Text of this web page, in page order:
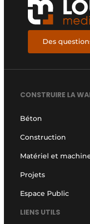
Des
CONSTRUIRE LA
Béton
Construction
Matériel et
Projets
Espace Public
LIENS UTILS